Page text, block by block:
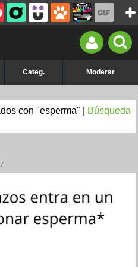
Categ. Moderar
con "esperma" |
Búsqueda